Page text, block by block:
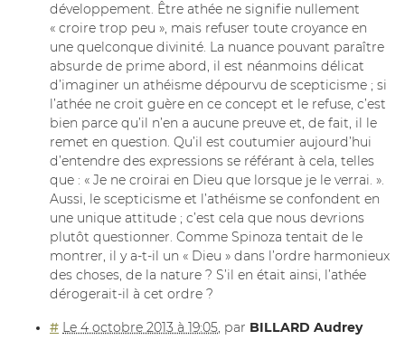
développement. Être athée ne signifie nullement
« croire trop peu », mais refuser toute croyance en
une quelconque divinité. La nuance pouvant paraître
absurde de prime abord, il est néanmoins délicat
d’imaginer un athéisme dépourvu de scepticisme ; si
l’athée ne croit guère en ce concept et le refuse, c’est
bien parce qu’il n’en a aucune preuve et, de fait, il le
remet en question. Qu’il est coutumier aujourd’hui
d’entendre des expressions se référant à cela, telles
que : « Je ne croirai en Dieu que lorsque je le verrai. ».
Aussi, le scepticisme et l’athéisme se confondent en
une unique attitude ; c’est cela que nous devrions
plutôt questionner. Comme Spinoza tentait de le
montrer, il y a-t-il un « Dieu » dans l’ordre harmonieux
des choses, de la nature ? S’il en était ainsi, l’athée
dérogerait-il à cet ordre ?
# Le 4 octobre 2013 à 19:05, par BILLARD Audrey